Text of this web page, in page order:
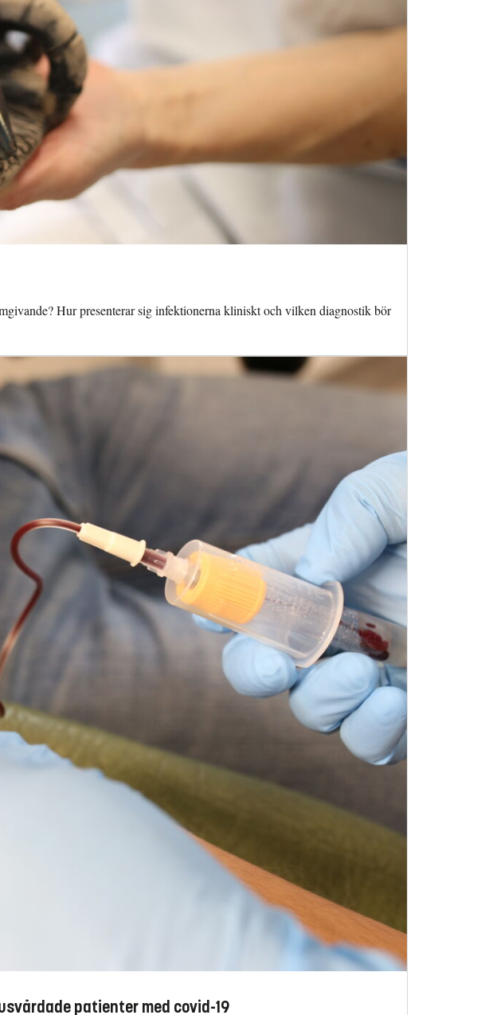
Hur presenterar sig infektionerna kliniskt och vilken diagnostik bör
patienter med covid-19